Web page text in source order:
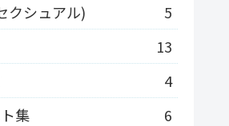
クシュアル)
5
13
4
集
6